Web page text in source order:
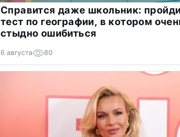
Справится даже школьник:
тест по географии, в котором
стыдно ошибиться
6 августа 80